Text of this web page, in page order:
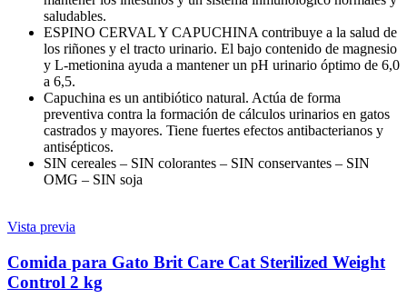
saludables.
ESPINO CERVAL Y CAPUCHINA contribuye a la salud de
los riñones y el tracto urinario. El bajo contenido de magnesio
y L-metionina ayuda a mantener un pH urinario óptimo de 6,0
a 6,5.
Capuchina es un antibiótico natural. Actúa de forma
preventiva contra la formación de cálculos urinarios en gatos
castrados y mayores. Tiene fuertes efectos antibacterianos y
antisépticos.
SIN cereales – SIN colorantes – SIN conservantes – SIN
OMG – SIN soja
Vista previa
Comida para Gato Brit Care Cat Sterilized Weight
Control 2 kg